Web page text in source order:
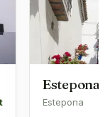
Estepona
Estepona